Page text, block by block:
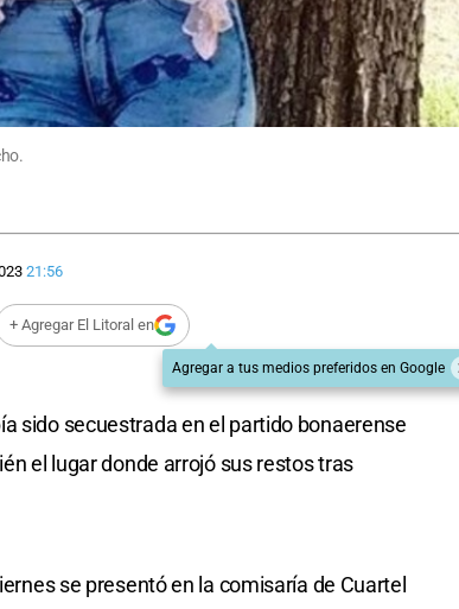
21:56
+ Agregar El Litoral en
Agregar a tus medios preferidos en Google
sido secuestrada en el partido bonaerense
el lugar donde arrojó sus restos tras
se presentó en la comisaría de Cuartel